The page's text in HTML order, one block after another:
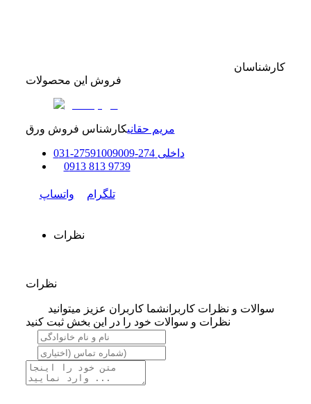
کارشناسان
فروش این محصولات
مریم حقانیکارشناس فروش ورق
داخلی274-275
91009009
-
031
0913 813 9739
تلگرام واتساپ
نظرات
نظرات
سوالات و نظرات کاربرانشما کاربران عزیز میتوانید
نظرات و سوالات خود را در این بخش ثبت کنید